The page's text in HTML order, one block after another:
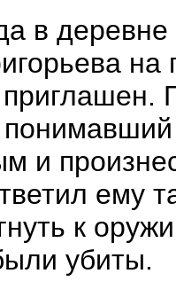
в
и
ему
к
убиты.